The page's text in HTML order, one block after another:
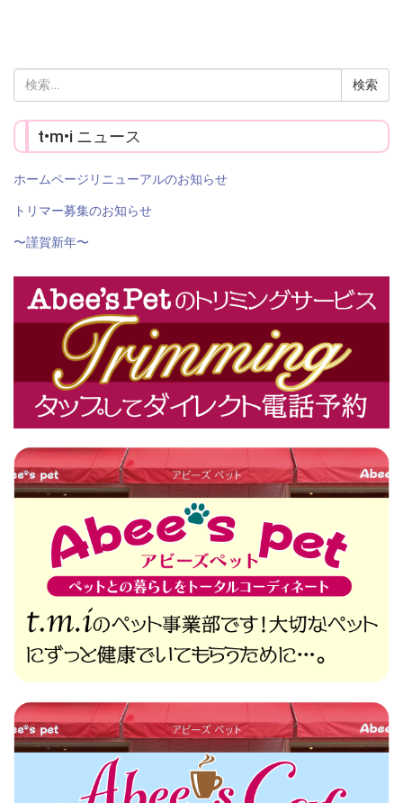
索:
t•m•i ニュース
ホームページリニューアルのお知らせ
トリマー募集のお知らせ
〜謹賀新年〜